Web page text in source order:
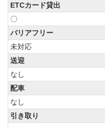
ETCカード貸出
〇
バリアフリー
未対応
送迎
なし
配車
なし
引き取り